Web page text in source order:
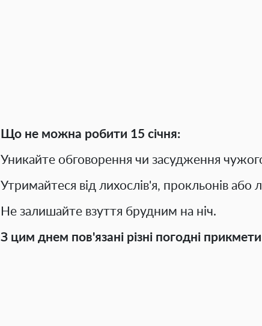
Що не можна робити 15 січня:
Уникайте обговорення чи засудження
Утримайтеся від лихослів'я, прокльонів або
Не залишайте взуття брудним на ніч.
З цим днем ​​пов'язані різні погодні